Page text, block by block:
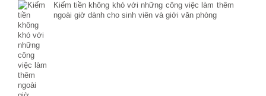
Kiếm tiền không khó với những công việc làm thêm
ngoài giờ dành cho sinh viên và giới văn phòng